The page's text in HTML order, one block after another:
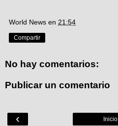
World News en 21:54
Compartir
No hay comentarios:
Publicar un comentario
‹ Inicio